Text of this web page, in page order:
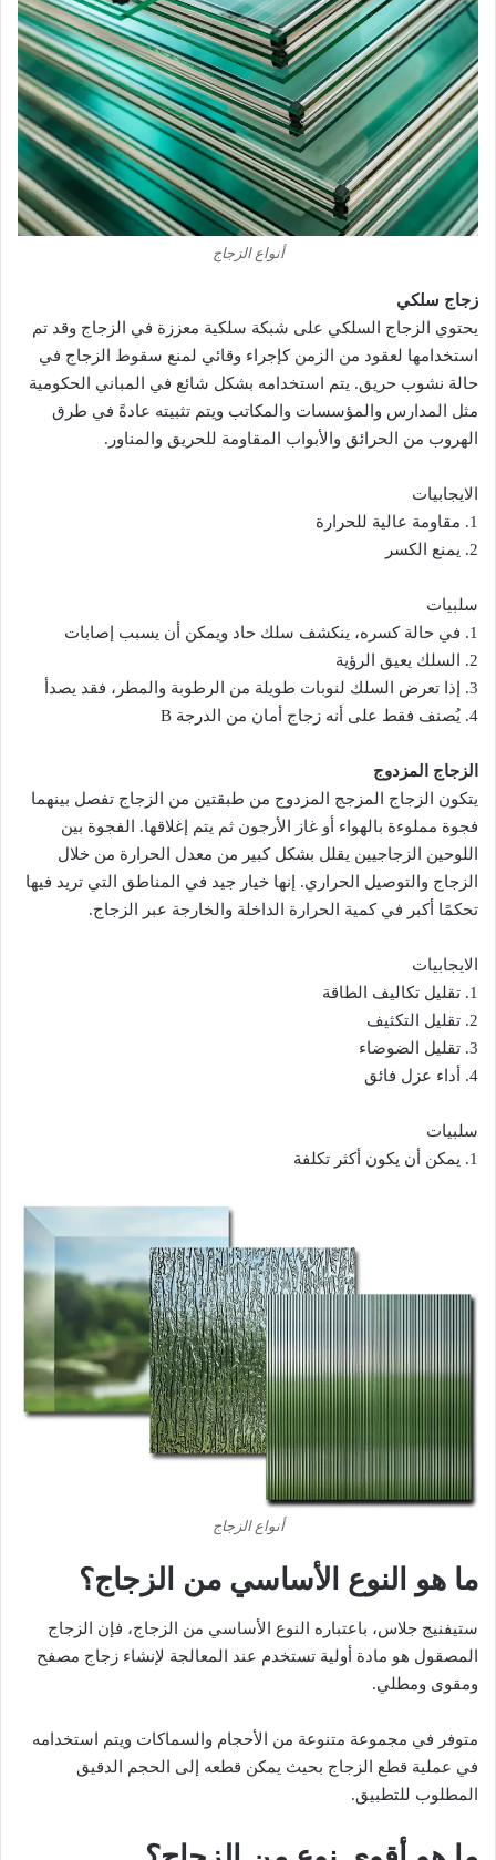
أنواع الزجاج
زجاج سلكي
يحتوي الزجاج السلكي على شبكة سلكية معززة في الزجاج وقد تم
استخدامها لعقود من الزمن كإجراء وقائي لمنع سقوط الزجاج في
حالة نشوب حريق. يتم استخدامه بشكل شائع في المباني الحكومية
مثل المدارس والمؤسسات والمكاتب ويتم تثبيته عادةً في طرق
الهروب من الحرائق والأبواب المقاومة للحريق والمناور.
الايجابيات
1. مقاومة عالية للحرارة
2. يمنع الكسر
سلبيات
1. في حالة كسره، ينكشف سلك حاد ويمكن أن يسبب إصابات
2. السلك يعيق الرؤية
3. إذا تعرض السلك لنوبات طويلة من الرطوبة والمطر، فقد يصدأ
4. يُصنف فقط على أنه زجاج أمان من الدرجة B
الزجاج المزدوج
يتكون الزجاج المزجج المزدوج من طبقتين من الزجاج تفصل بينهما
فجوة مملوءة بالهواء أو غاز الأرجون ثم يتم إغلاقها. الفجوة بين
اللوحين الزجاجيين يقلل بشكل كبير من معدل الحرارة من خلال
الزجاج والتوصيل الحراري. إنها خيار جيد في المناطق التي تريد فيها
تحكمًا أكبر في كمية الحرارة الداخلة والخارجة عبر الزجاج.
الايجابيات
1. تقليل تكاليف الطاقة
2. تقليل التكثيف
3. تقليل الضوضاء
4. أداء عزل فائق
سلبيات
1. يمكن أن يكون أكثر تكلفة
أنواع الزجاج
ما هو النوع الأساسي من الزجاج؟
ستيفنيج جلاس، باعتباره النوع الأساسي من الزجاج، فإن الزجاج
المصقول هو مادة أولية تستخدم عند المعالجة لإنشاء زجاج مصفح
ومقوى ومطلي.
متوفر في مجموعة متنوعة من الأحجام والسماكات ويتم استخدامه
في عملية قطع الزجاج بحيث يمكن قطعه إلى الحجم الدقيق
المطلوب للتطبيق.